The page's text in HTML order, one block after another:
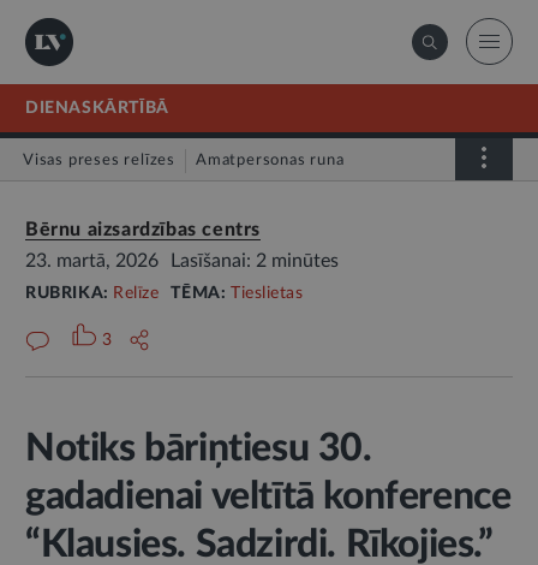
DIENASKĀRTĪBĀ
Visas preses relīzes Amatpersonas runa
Bērnu aizsardzības centrs
23. martā, 2026
Lasīšanai: 2 minūtes
RUBRIKA: Relīze TĒMA: Tieslietas
3
Notiks bāriņtiesu 30.
gadadienai veltītā konference
“Klausies. Sadzirdi. Rīkojies.”